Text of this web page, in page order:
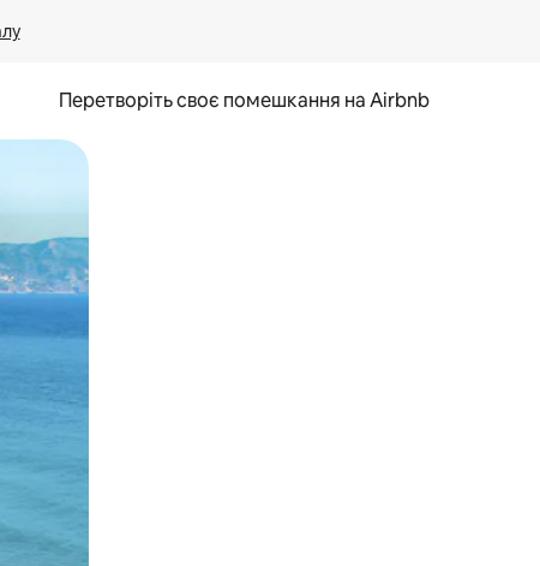
Перетворіть своє помешкання на Airbnb
дотику та гортання.